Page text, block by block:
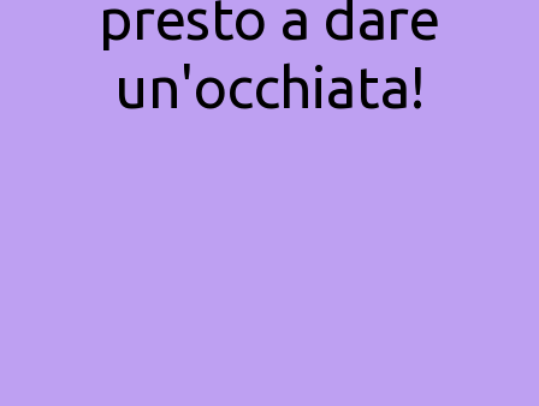
presto a dare
un'occhiata!